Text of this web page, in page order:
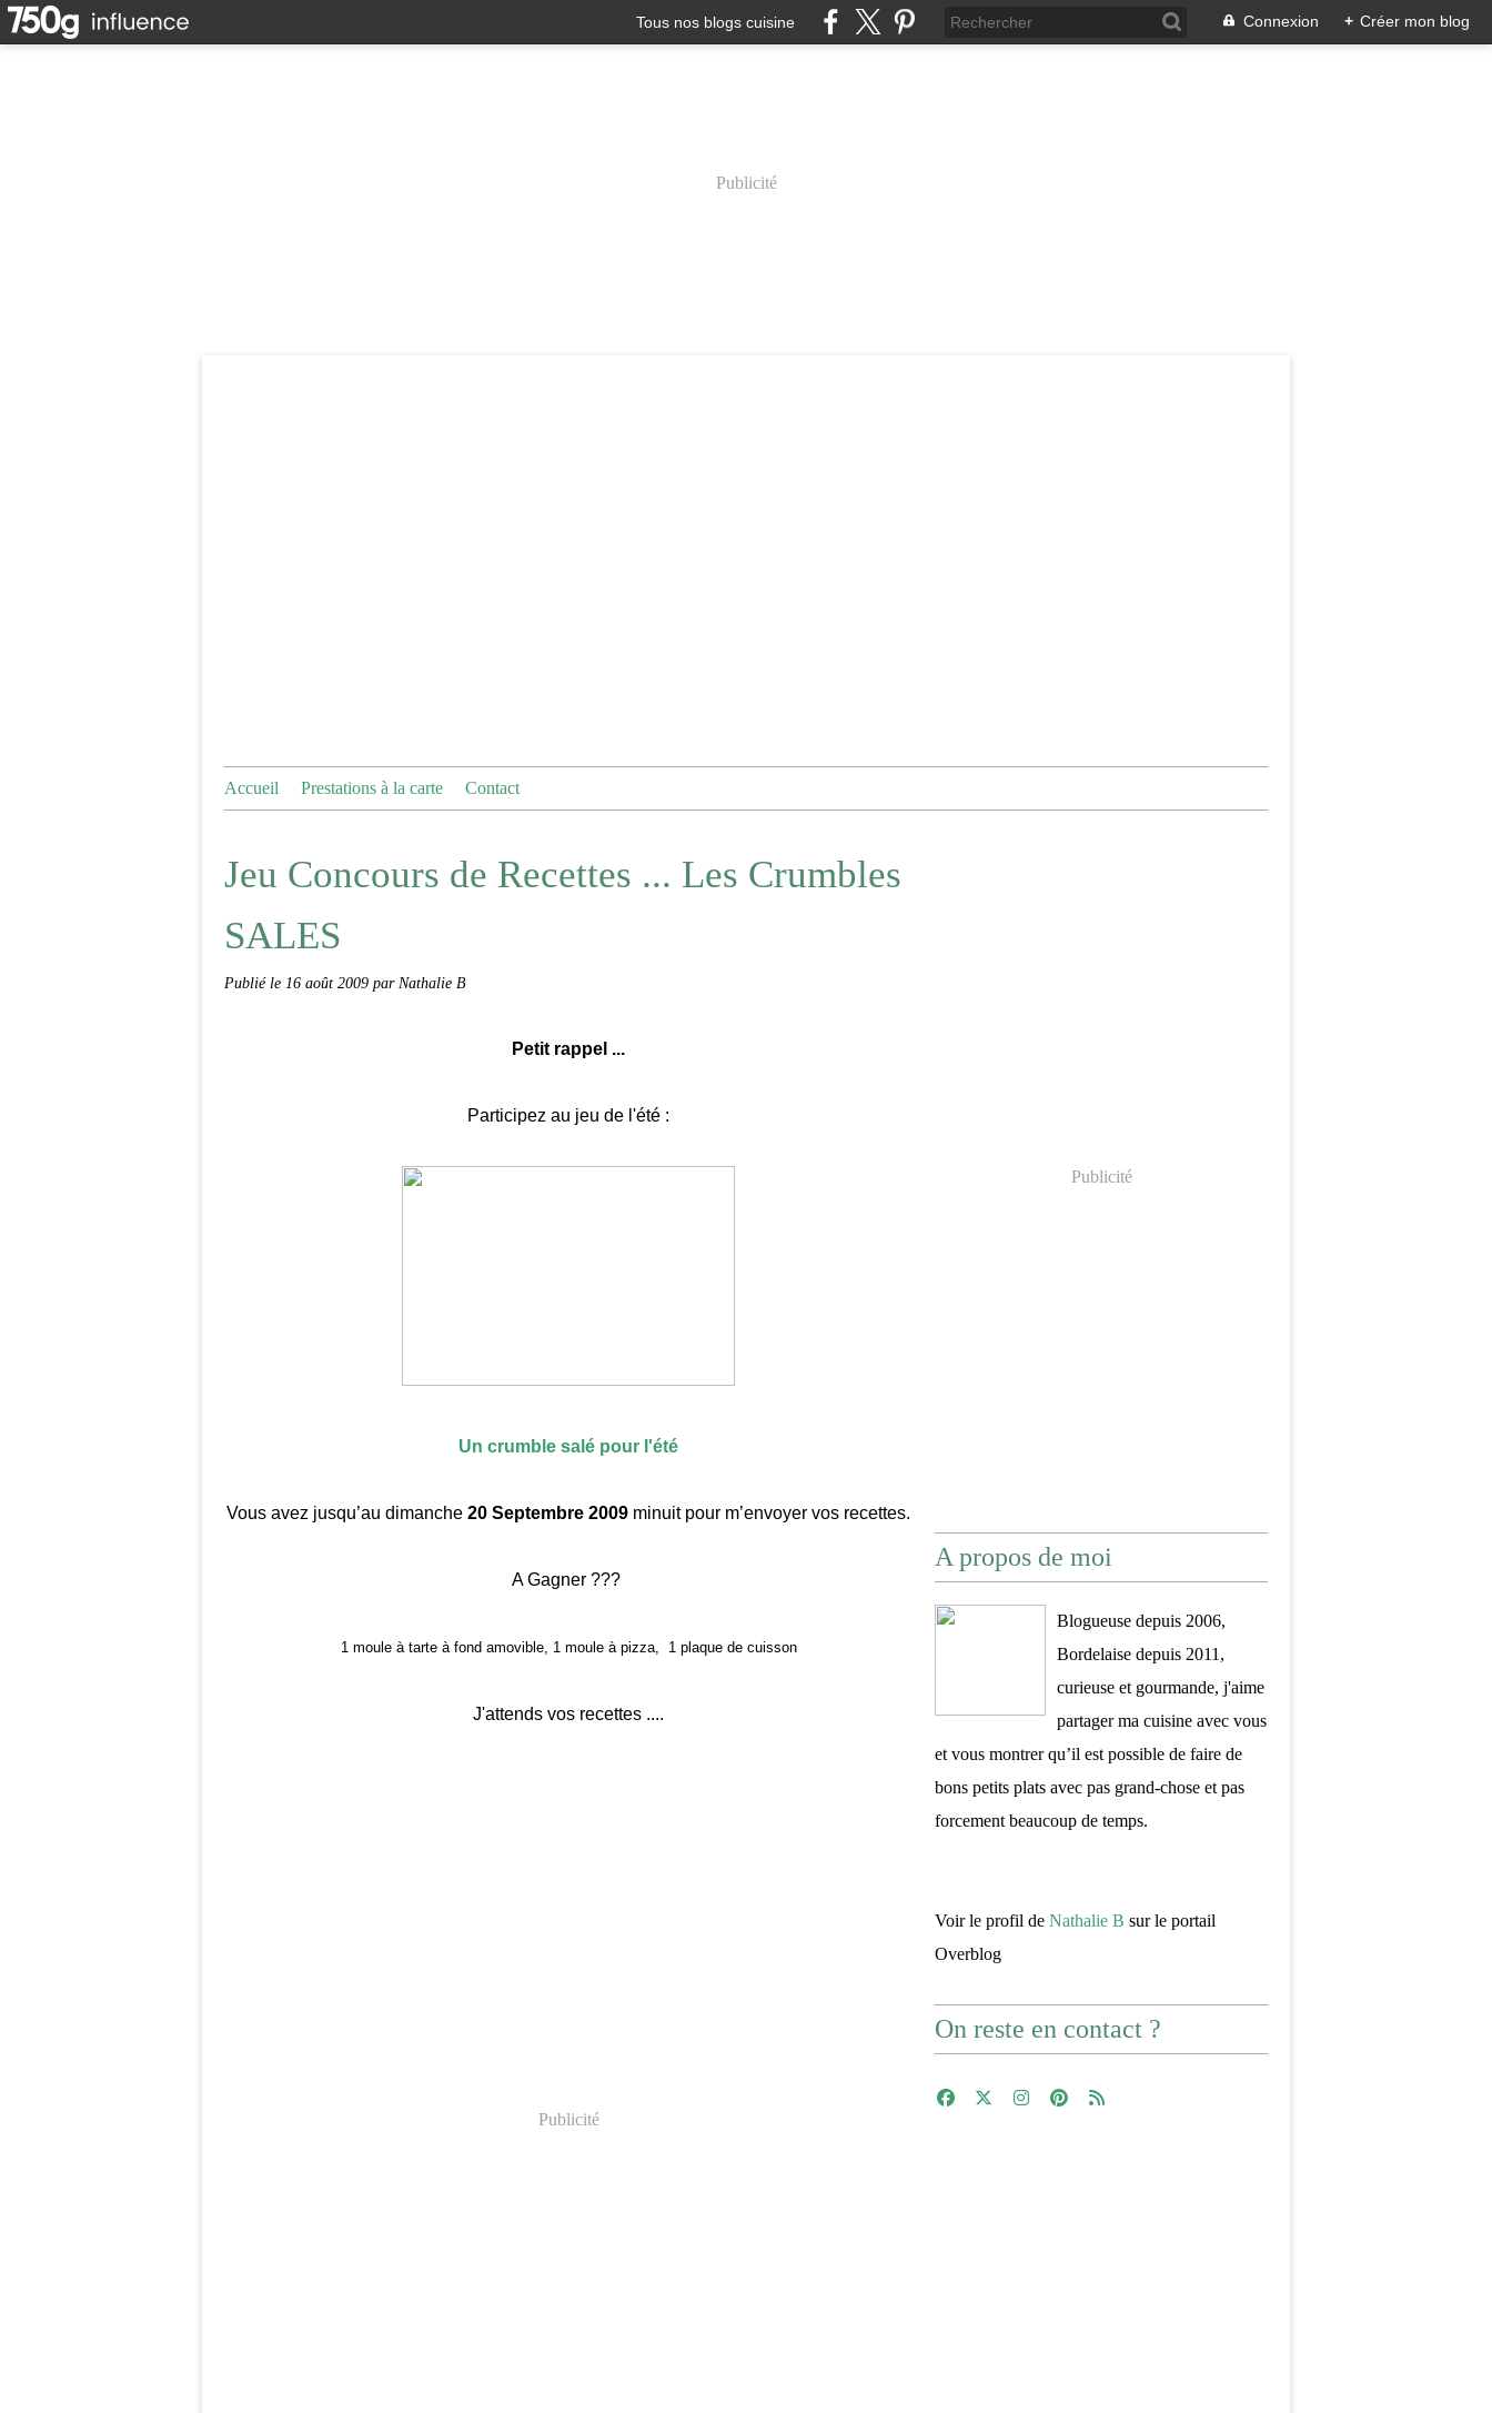
Tous nos blogs cuisine Connexion + Créer mon blog
Publicité
Accueil Prestations à la carte Contact
Jeu Concours de Recettes ... Les Crumbles
SALES
Publié le 16 août 2009 par Nathalie B
Petit rappel ...
Participez au jeu de l'été :
Un crumble salé pour l'été
Vous avez jusqu’au dimanche 20 Septembre 2009 minuit pour m’envoyer vos recettes.
A Gagner ???
1 moule à tarte à fond amovible, 1 moule à pizza, 1 plaque de cuisson
J'attends vos recettes ....
Publicité
Publicité
A propos de moi
Blogueuse depuis 2006,
Bordelaise depuis 2011,
curieuse et gourmande, j'aime
partager ma cuisine avec vous
et vous montrer qu’il est possible de faire de
bons petits plats avec pas grand-chose et pas
forcement beaucoup de temps.
Voir le profil de Nathalie B sur le portail
Overblog
On reste en contact ?